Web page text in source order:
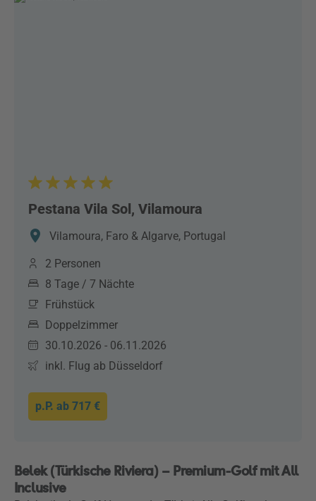
Pestana Vila Sol, Vilamoura
Vilamoura, Faro & Algarve, Portugal
2 Personen
8 Tage / 7 Nächte
Frühstück
Doppelzimmer
30.10.2026 - 06.11.2026
inkl. Flug ab Düsseldorf
p.P. ab 717 €
Belek (Türkische Riviera) – Premium-Golf mit All
Inclusive